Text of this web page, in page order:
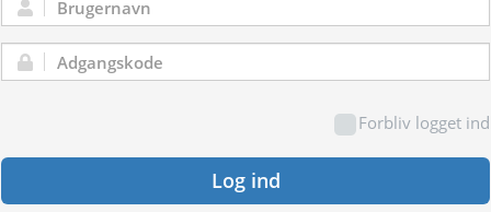
Brugernavn:
Adgangskode:
Forbliv logget ind
Log ind